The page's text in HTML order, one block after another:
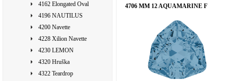
4162 Elongated Oval
4196 NAUTILUS
4200 Navette
4228 Xilion Navette
4230 LEMON
4320 Hruška
4322 Teardrop
4706 MM 12 AQUAMARINE F